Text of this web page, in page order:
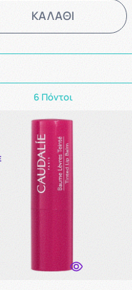
ΚΑΛΑΘΙ
6 Πόντοι